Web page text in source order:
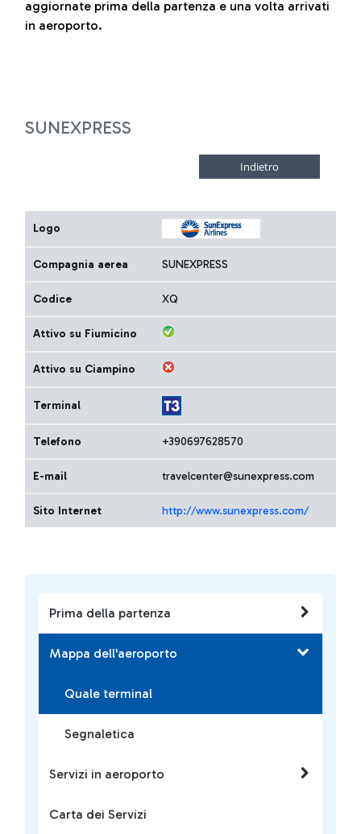
Prima della partenza
Mappa dell'aeroporto
Quale terminal
Segnaletica
Servizi in aeroporto
Carta dei Servizi
aggiornate prima della partenza e una volta arrivati
in aeroporto.
SUNEXPRESS
Logo
Compagnia aerea SUNEXPRESS
Codice XQ
Attivo su Fiumicino
Attivo su Ciampino
Terminal
Telefono +390697628570
E-mail travelcenter@sunexpress.com
Sito Internet http://www.sunexpress.com/